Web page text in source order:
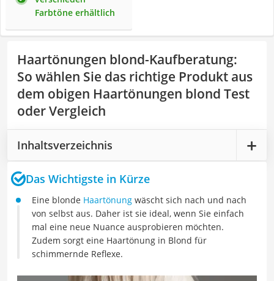
Farbtöne erhältlich
Haartönungen blond-Kaufberatung:
So wählen Sie das richtige Produkt aus
dem obigen Haartönungen blond Test
oder Vergleich
Inhaltsverzeichnis
Das Wichtigste in Kürze
Eine blonde Haartönung wäscht sich nach und nach
von selbst aus. Daher ist sie ideal, wenn Sie einfach
mal eine neue Nuance ausprobieren möchten.
Zudem sorgt eine Haartönung in Blond für
schimmernde Reflexe.